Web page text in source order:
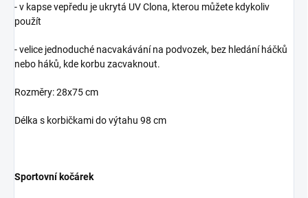
- v kapse vepředu je ukrytá UV Clona, kterou můžete kdykoliv
použít
- velice jednoduché nacvakávání na podvozek, bez hledání háčků
nebo háků, kde korbu zacvaknout.
Rozměry: 28x75 cm
Délka s korbičkami do výtahu 98 cm
Sportovní kočárek